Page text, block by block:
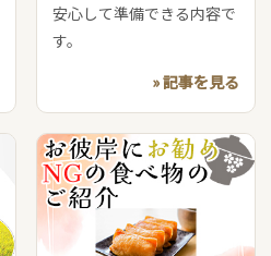
安心して準備できる内容で
す。
» 記事を見る